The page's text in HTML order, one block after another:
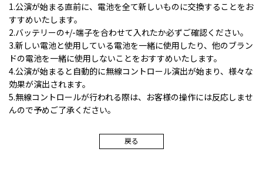
1.公演が始まる直前に、電池を全て新しいものに交換することをお
すすめいたします。
2.バッテリーの+/-端子を合わせて入れたか必ずご確認ください。
3.新しい電池と使用している電池を一緒に使用したり、他のブラン
ドの電池を一緒に使用しないことをおすすめいたします。
4.公演が始まると自動的に無線コントロール演出が始まり、様々な
効果が演出されます。
5.無線コントロールが行われる際は、お客様の操作には反応しませ
んので予めご了承ください。
戻る